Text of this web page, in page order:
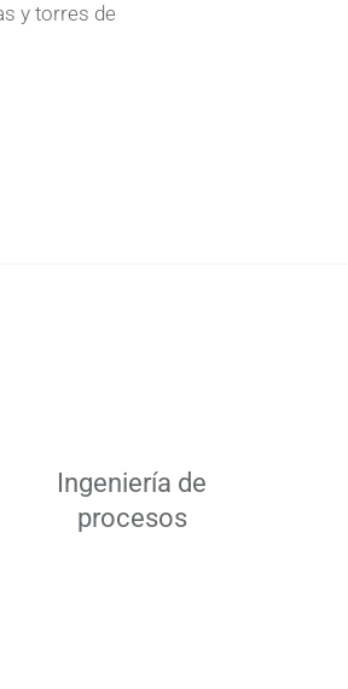
y torres de
Ingeniería de
procesos